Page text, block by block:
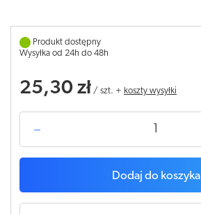
Produkt dostępny
Wysyłka od 24h do 48h
25,30 zł / szt. + koszty wysyłki
Dodaj do koszyka